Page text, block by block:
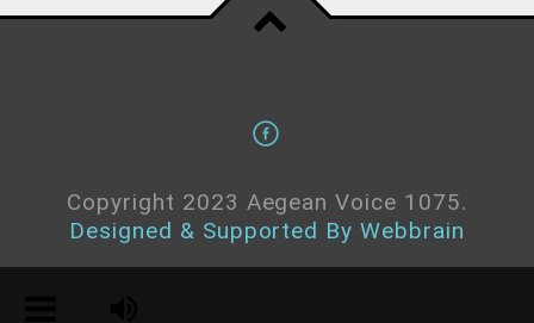
Copyright 2023 Aegean Voice 1075.
Designed & Supported By Webbrain